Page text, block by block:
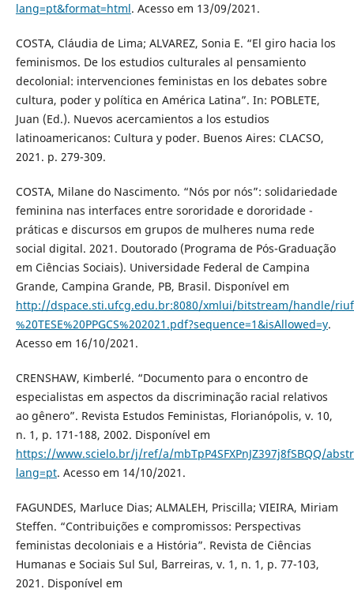
lang=pt&format=html. Acesso em 13/09/2021.
COSTA, Cláudia de Lima; ALVAREZ, Sonia E. “El giro hacia los
feminismos. De los estudios culturales al pensamiento
decolonial: intervenciones feministas en los debates sobre
cultura, poder y política en América Latina”. In: POBLETE,
Juan (Ed.). Nuevos acercamientos a los estudios
latinoamericanos: Cultura y poder. Buenos Aires: CLACSO,
2021. p. 279-309.
COSTA, Milane do Nascimento. “Nós por nós”: solidariedade
feminina nas interfaces entre sororidade e dororidade -
práticas e discursos em grupos de mulheres numa rede
social digital. 2021. Doutorado (Programa de Pós-Graduação
em Ciências Sociais). Universidade Federal de Campina
Grande, Campina Grande, PB, Brasil. Disponível em
http://dspace.sti.ufcg.edu.br:8080/xmlui/bitstream/handle/
%20TESE%20PPGCS%202021.pdf?sequence=1&isAllowed=y.
Acesso em 16/10/2021.
CRENSHAW, Kimberlé. “Documento para o encontro de
especialistas em aspectos da discriminação racial relativos
ao gênero”. Revista Estudos Feministas, Florianópolis, v. 10,
n. 1, p. 171-188, 2002. Disponível em
https://www.scielo.br/j/ref/a/mbTpP4SFXPnJZ397j8fSBQQ/
lang=pt. Acesso em 14/10/2021.
FAGUNDES, Marluce Dias; ALMALEH, Priscilla; VIEIRA, Miriam
Steffen. “Contribuições e compromissos: Perspectivas
feministas decoloniais e a História”. Revista de Ciências
Humanas e Sociais Sul Sul, Barreiras, v. 1, n. 1, p. 77-103,
2021. Disponível em